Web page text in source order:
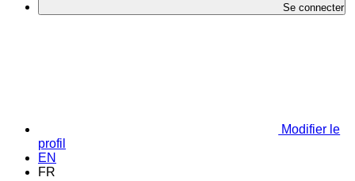
Se connecter
Modifier le
profil
EN
FR